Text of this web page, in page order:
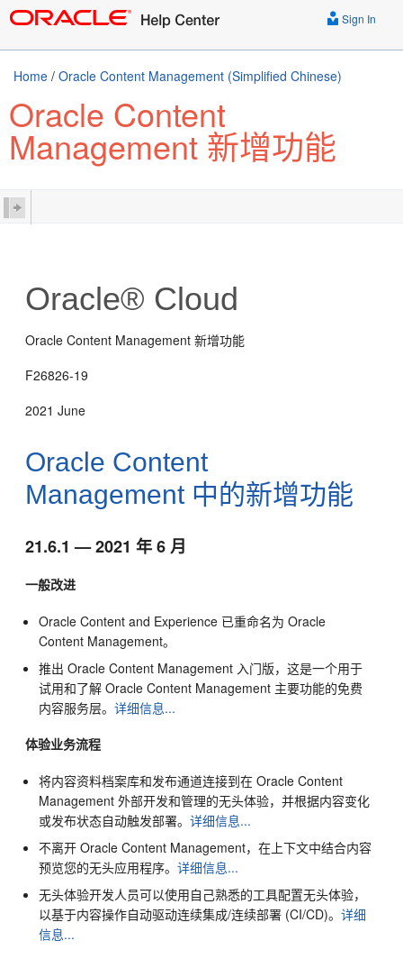
Sign In
Home / Oracle Content Management (Simplified Chinese)
Oracle Content
Management 新增功能
Oracle® Cloud
Oracle Content Management 新增功能
F26826-19
2021 June
Oracle Content
Management中的新增功能
21.6.1 — 2021 年 6 月
一般改进
Oracle Content and Experience 已重命名为Oracle
Content Management。
推出Oracle Content Management 入门版，这是一个用于
试用和了解Oracle Content Management 主要功能的免费
内容服务层。详细信息...
体验业务流程
将内容资料档案库和发布通道连接到在Oracle Content
Management 外部开发和管理的无头体验，并根据内容变化
或发布状态自动触发部署。详细信息...
不离开Oracle Content Management，在上下文中结合内容
预览您的无头应用程序。详细信息...
无头体验开发人员可以使用自己熟悉的工具配置无头体验，
以基于内容操作自动驱动连续集成/连续部署 (CI/CD)。详细
信息...